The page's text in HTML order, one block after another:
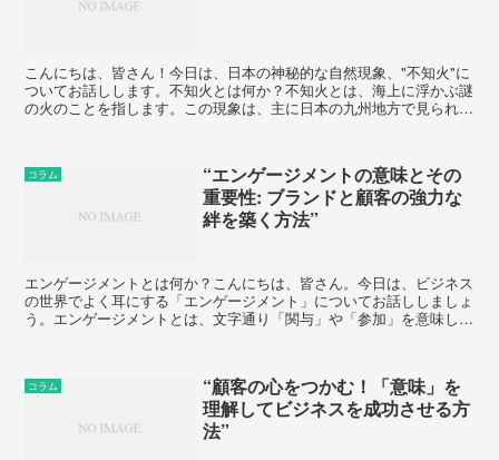
こんにちは、皆さん！今日は、日本の神秘的な自然現象、"不知火"に
ついてお話しします。不知火とは何か？不知火とは、海上に浮かぶ謎
の火のことを指します。この現象は、主に日本の九州地方で見られま
コラム
“エンゲージメントの意味とその
重要性: ブランドと顧客の強力な
絆を築く方法”
エンゲージメントとは何か？こんにちは、皆さん。今日は、ビジネス
の世界でよく耳にする「エンゲージメント」についてお話ししましょ
う。エンゲージメントとは、文字通り「関与」や「参加」を意味しま
コラム
“顧客の心をつかむ！「意味」を
理解してビジネスを成功させる方
法”